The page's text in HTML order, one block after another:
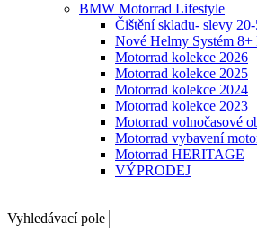
BMW Motorrad Lifestyle
Čištění skladu- slevy
Nové Helmy Systém 8+
Motorrad kolekce 2026
Motorrad kolekce 2025
Motorrad kolekce 2024
Motorrad kolekce 2023
Motorrad volnočasové
Motorrad vybavení
Motorrad HERITAGE
VÝPRODEJ
Vyhledávací pole